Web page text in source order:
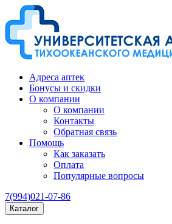
Адреса аптек
Бонусы и скидки
О компании
О компании
Контакты
Обратная связь
Помощь
Как заказать
Оплата
Популярные вопросы
7(994)021-07-86
Каталог